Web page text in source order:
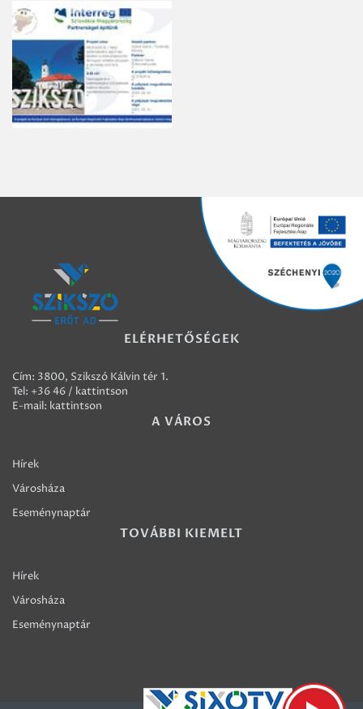
ELÉRHETŐSÉGEK
Cím: 3800, Szikszó Kálvin tér 1.
Tel: +36 46 / kattintson
E-mail: kattintson
A VÁROS
Hírek
Városháza
Eseménynaptár
TOVÁBBI KIEMELT
Hírek
Városháza
Eseménynaptár